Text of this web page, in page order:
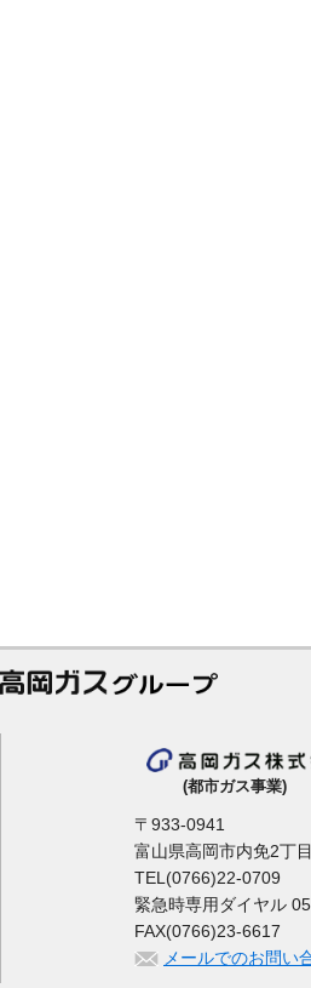
(都市ガス事業)
〒933-0941
富山県高岡市内免2丁
TEL(0766)22-0709
緊急時専用ダイヤル
FAX(0766)23-6617
メールでのお問い